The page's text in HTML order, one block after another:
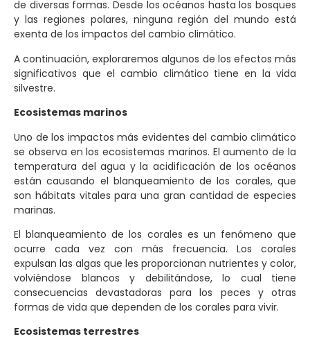
de diversas formas. Desde los océanos hasta los bosques
y las regiones polares, ninguna región del mundo está
exenta de los impactos del cambio climático.
A continuación, exploraremos algunos de los efectos más
significativos que el cambio climático tiene en la vida
silvestre.
Ecosistemas marinos
Uno de los impactos más evidentes del cambio climático
se observa en los ecosistemas marinos. El aumento de la
temperatura del agua y la acidificación de los océanos
están causando el blanqueamiento de los corales, que
son hábitats vitales para una gran cantidad de especies
marinas.
El blanqueamiento de los corales es un fenómeno que
ocurre cada vez con más frecuencia. Los corales
expulsan las algas que les proporcionan nutrientes y color,
volviéndose blancos y debilitándose, lo cual tiene
consecuencias devastadoras para los peces y otras
formas de vida que dependen de los corales para vivir.
Ecosistemas terrestres